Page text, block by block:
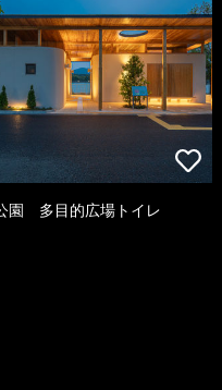
園 多目的広場トイレ